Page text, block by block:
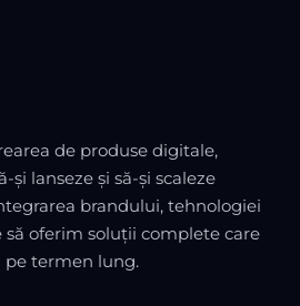
de produse digitale,
lanseze și să-și scaleze
brandului, tehnologiei
oferim soluții complete care
pe termen lung.